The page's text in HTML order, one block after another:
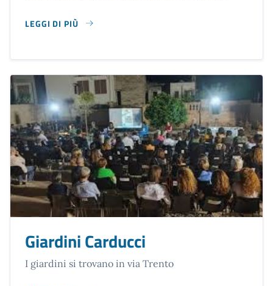
LEGGI DI PIÙ
SU BIBLIOTECA N.D.ELENA DELL'ANTOGLIETTA -
Giardini Carducci
I giardini si trovano in via Trento